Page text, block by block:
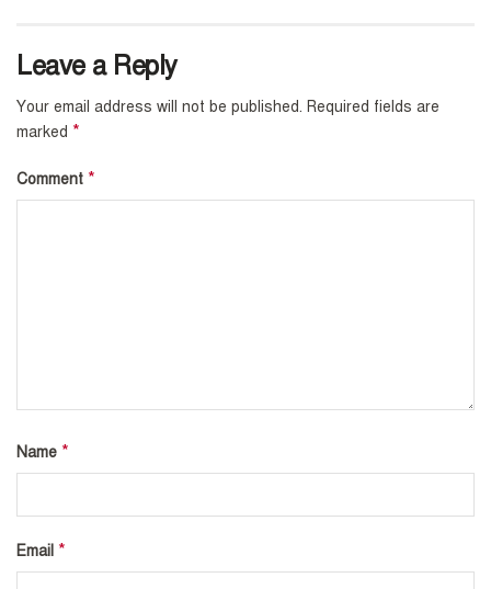
Leave a Reply
Your email address will not be published. Required fields are
marked *
Comment *
Name *
Email *